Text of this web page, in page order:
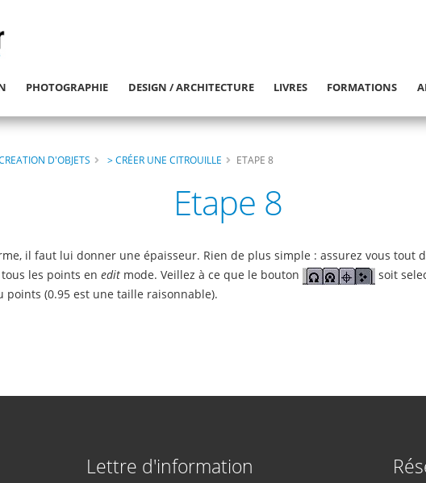
PHOTOGRAPHIE DESIGN / ARCHITECTURE LIVRES FORMATIONS
D'OBJETS > CRÉER UNE CITROUILLE ETAPE 8
Etape 8
il faut lui donner une épaisseur. Rien de plus simple : assurez vous tout
les points en edit mode. Veillez à ce que le bouton
soit
points (0.95 est une taille raisonnable).
Lettre d'information